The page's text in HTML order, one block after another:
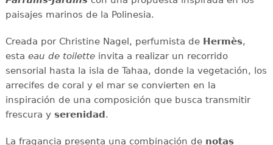
paisajes marinos de la Polinesia.
Creada por Christine Nagel, perfumista de Hermès,
esta eau de toiletteinvita a realizar un recorrido
sensorial hasta la isla de Tahaa, donde la vegetación, los
arrecifes de coral y el mar se convierten en la
inspiración de una composición que busca transmitir
frescura y serenidad.
La fragancia presenta una combinación de notas